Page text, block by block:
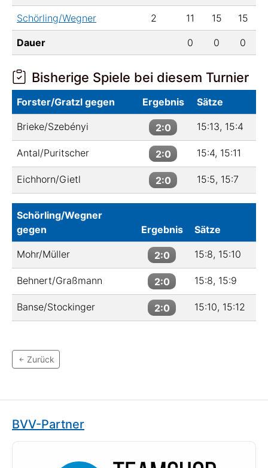
Schörling/Wegner 2 11 15 15
Dauer 0 0 0
Bisherige Spiele bei diesem Turnier
Forster/Gratzl gegen Ergebnis Sätze
Brieke/Szebényi 2:0 15:13, 15:4
Antal/Puritscher 2:0 15:4, 15:11
Eichhorn/Gietl 2:0 15:5, 15:7
Schörling/Wegner
gegen
Ergebnis Sätze
Mohr/Müller 2:0 15:8, 15:10
Behnert/Graßmann 2:0 15:8, 15:9
Banse/Stockinger 2:0 15:10, 15:12
Zurück
BVV-Partner